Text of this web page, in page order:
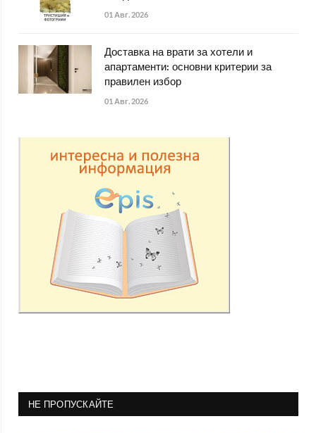
01 Авг. 2026
Доставка на врати за хотели и
апартаменти: основни критерии за
правилен избор
01 Авг. 2026
НЕ ПРОПУСКАЙТЕ